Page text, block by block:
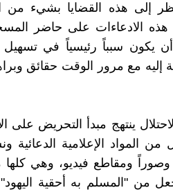
إلى هذه القضايا بشيء من
الادعاءات على حاضر
أن يكون سبباً رئيسياً في تسهيل
إليه مع مرور الوقت حقائق
ينتهج مبدأ التحريض
المواد الإعلامية
وصوراً ومقاطع فيديو، وهي
من "المسلم به أحقية